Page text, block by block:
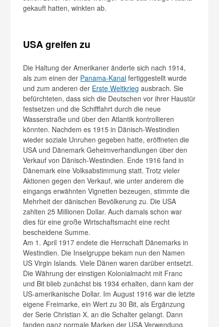
gekauft hatten, winkten ab.
USA greifen zu
Die Haltung der Amerikaner änderte sich nach 1914,
als zum einen der Panama-Kanal fertiggestellt wurde
und zum anderen der Erste Weltkrieg ausbrach. Sie
befürchteten, dass sich die Deutschen vor ihrer Haustür
festsetzen und die Schifffahrt durch die neue
Wasserstraße und über den Atlantik kontrollieren
könnten. Nachdem es 1915 in Dänisch-Westindien
wieder soziale Unruhen gegeben hatte, eröffneten die
USA und Dänemark Geheimverhandlungen über den
Verkauf von Dänisch-Westindien. Ende 1916 fand in
Dänemark eine Volksabstimmung statt. Trotz vieler
Aktionen gegen den Verkauf, wie unter anderem die
eingangs erwähnten Vignetten bezeugen, stimmte die
Mehrheit der dänischen Bevölkerung zu. Die USA
zahlten 25 Millionen Dollar. Auch damals schon war
dies für eine große Wirtschaftsmacht eine recht
bescheidene Summe.
Am 1. April 1917 endete die Herrschaft Dänemarks in
Westindien. Die Inselgruppe bekam nun den Namen
US Virgin Islands. Viele Dänen waren darüber entsetzt.
Die Währung der einstigen Kolonialmacht mit Franc
und Bit blieb zunächst bis 1934 erhalten, dann kam der
US-amerikanische Dollar. Im August 1916 war die letzte
eigene Freimarke, ein Wert zu 30 Bit, als Ergänzung
der Serie Christian X. an die Schalter gelangt. Dann
fanden ganz normale Marken der USA Verwendung.